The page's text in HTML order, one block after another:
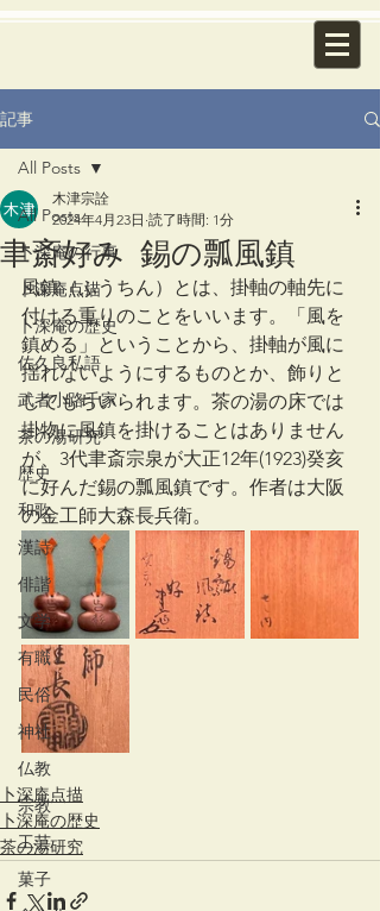
記事
All Posts
卜深庵の行事
卜深庵点描
卜深庵の歴史
佐久良私語
武者小路千家
茶の湯研究
歴史
和歌
漢詩
俳諧
文学
有職
民俗
神社
仏教
宗教
工芸
菓子
All Posts
聿斎好み 錫の瓢風鎮
木津宗詮
2024年4月23日 読了時間: 1分
風鎮（ふうちん）とは、掛軸の軸先に
付ける重りのことをいいます。「風を
鎮める」ということから、掛軸が風に
揺れないようにするものとか、飾りと
してもちいられます。茶の湯の床では
掛物に風鎮を掛けることはありません
が、3代聿斎宗泉が大正12年(1923)癸亥
に好んだ錫の瓢風鎮です。作者は大阪
の金工師大森長兵衛。
卜深庵点描
卜深庵の歴史
茶の湯研究